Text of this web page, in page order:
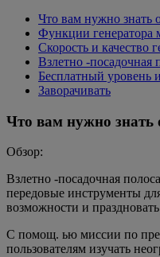
Что вам нужно знать
Функции генератора
Скорость и качество
Взлетно -посадочная
Бесплатный уровень
Заворачивать
Что вам нужно знать
Обзор:
Взлетно -посадочная
передовые инструменты
возможности и
С помощ. ью миссии по
пользователям изучать